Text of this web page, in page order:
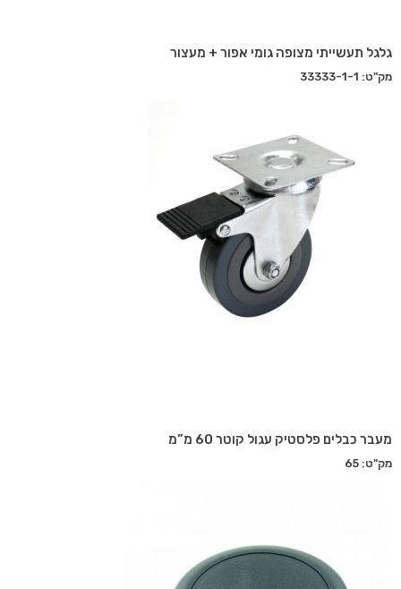
גלגל תעשייתי מצופה גומי אפור + מעצור
מק"ט: 33333-1-1
מעבר כבלים פלסטיק עגול קוטר 60 מ”מ
מק"ט: 65